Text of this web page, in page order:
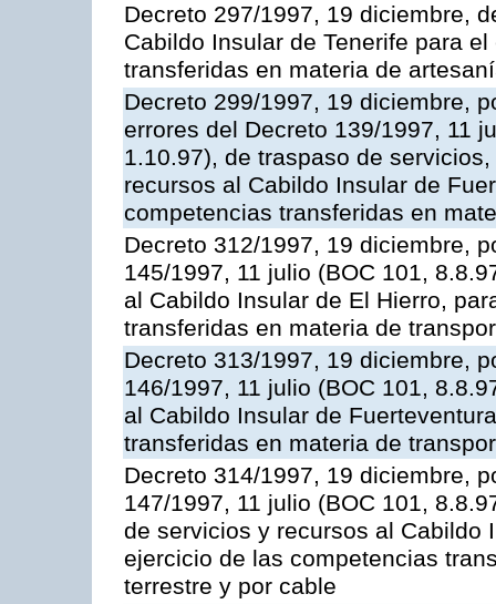
Decreto 297/1997, 19 diciembre,
Cabildo Insular de Tenerife para
transferidas en materia de
Decreto 299/1997, 19 diciembre,
errores del Decreto 139/1997, 11
1.10.97), de traspaso de
recursos al Cabildo Insular de
competencias transferidas en
Decreto 312/1997, 19 diciembre,
145/1997, 11 julio (BOC 101,
al Cabildo Insular de El Hierro,
transferidas en materia de
Decreto 313/1997, 19 diciembre,
146/1997, 11 julio (BOC 101,
al Cabildo Insular de
transferidas en materia de
Decreto 314/1997, 19 diciembre,
147/1997, 11 julio (BOC 101,
de servicios y recursos al Cabildo
ejercicio de las competencias
terrestre y por cable